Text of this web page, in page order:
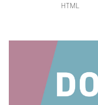
HTML